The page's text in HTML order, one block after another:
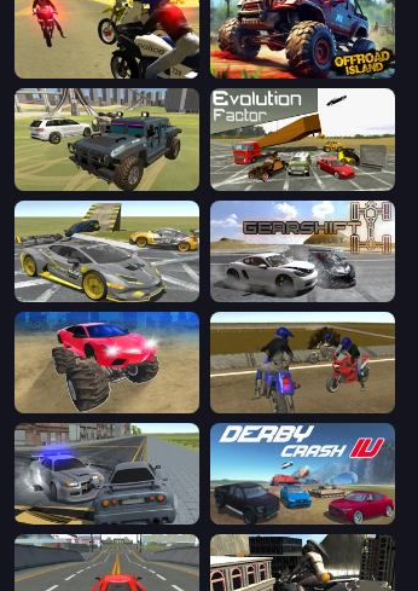
3D Moto Simulator 2 Offroad Island
4x4 Offroader Evolution Factor
Wrong Way Gearshift One
Crazy Moto Stunts
RCC City Racing Derby Crash 4